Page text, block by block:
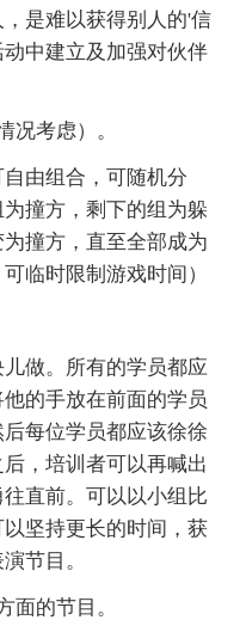
是难以获得别人的'信
中建立及加强对伙伴
况考虑）。
由组合，可随机分
撞方，剩下的组为躲
撞方，直至全部成为
临时限制游戏时间）
做。所有的学员都应
的手放在前面的学员
每位学员都应该徐徐
，培训者可以再喊出
直前。可以以小组比
坚持更长的时间，获
节目。
面的节目。